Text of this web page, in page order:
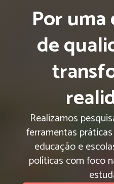
Por
de
Realizamos
ferramentas
educação e
políticas com foco